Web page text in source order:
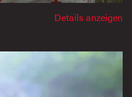
Details anzeigen